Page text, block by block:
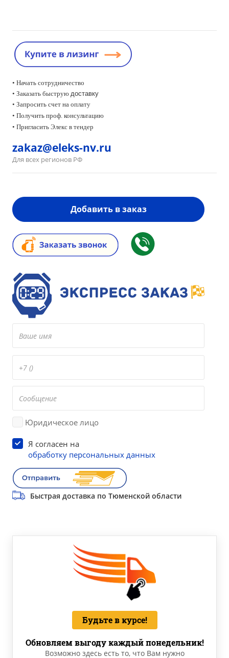
• Начать сотрудничество
• Заказать быструю доставку
• Запросить счет на оплату
• Получить проф. консультацию
• Пригласить Элекс в тендер
zakaz@eleks-nv.ru
Для всех регионов РФ
Добавить в заказ
Юридическое лицо
Я согласен на
обработку персональных данных
Быстрая доставка по Тюменской области
Будьте в курсе!
Обновляем выгоду каждый понедельник!
Возможно здесь есть то, что Вам нужно